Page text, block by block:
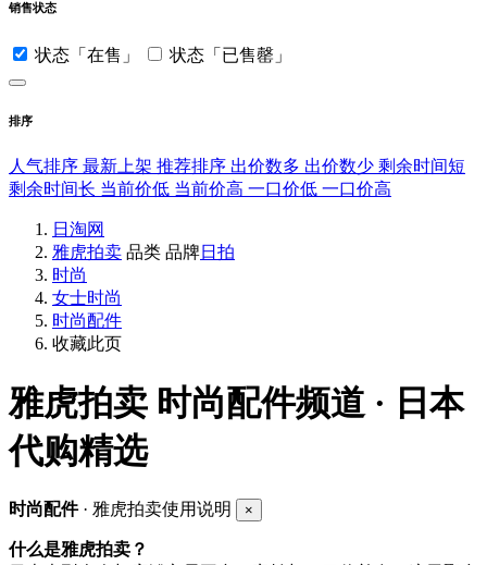
销售状态
状态「在售」 状态「已售罄」
排序
人气排序 最新上架 推荐排序 出价数多 出价数少 剩余时间短
剩余时间长 当前价低 当前价高 一口价低 一口价高
日淘网
雅虎拍卖 品类 品牌日拍
时尚
女士时尚
时尚配件
收藏此页
雅虎拍卖 时尚配件频道 · 日本
代购精选
时尚配件· 雅虎拍卖使用说明 ×
什么是雅虎拍卖？